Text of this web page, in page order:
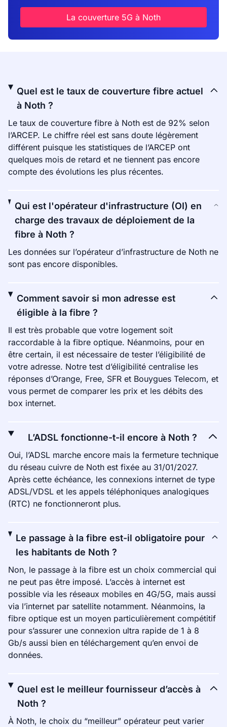
La couverture 5G à Noth
Quel est le taux de couverture fibre actuel
à Noth ?
Le taux de couverture fibre à Noth est de 92% selon
l’ARCEP. Le chiffre réel est sans doute légèrement
différent puisque les statistiques de l’ARCEP ont
quelques mois de retard et ne tiennent pas encore
compte des évolutions les plus récentes.
Qui est l'opérateur d'infrastructure (OI) en
charge des travaux de déploiement de la
fibre à Noth ?
Les données sur l’opérateur d’infrastructure de Noth ne
sont pas encore disponibles.
Comment savoir si mon adresse est
éligible à la fibre ?
Il est très probable que votre logement soit
raccordable à la fibre optique. Néanmoins, pour en
être certain, il est nécessaire de tester l’éligibilité de
votre adresse. Notre test d’éligibilité centralise les
réponses d’Orange, Free, SFR et Bouygues Telecom, et
vous permet de comparer les prix et les débits des
box internet.
L’ADSL fonctionne-t-il encore à Noth ?
Oui, l’ADSL marche encore mais la fermeture technique
du réseau cuivre de Noth est fixée au 31/01/2027.
Après cette échéance, les connexions internet de type
ADSL/VDSL et les appels téléphoniques analogiques
(RTC) ne fonctionneront plus.
Le passage à la fibre est-il obligatoire pour
les habitants de Noth ?
Non, le passage à la fibre est un choix commercial qui
ne peut pas être imposé. L’accès à internet est
possible via les réseaux mobiles en 4G/5G, mais aussi
via l’internet par satellite notamment. Néanmoins, la
fibre optique est un moyen particulièrement compétitif
pour s’assurer une connexion ultra rapide de 1 à 8
Gb/s aussi bien en téléchargement qu’en envoi de
données.
Quel est le meilleur fournisseur d’accès à
Noth ?
À Noth, le choix du “meilleur” opérateur peut varier